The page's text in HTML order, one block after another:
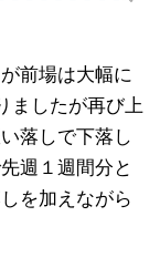
前場は大幅に
ましたが再び上
落しで下落し
週１週間分と
を加えながら